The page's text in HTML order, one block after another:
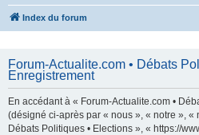
Index du forum
Forum-Actualite.com • Débats
Enregistrement
En accédant à « Forum-Actualite.com •
(désigné ci-après par « nous », « notre », «
Débats Politiques • Elections », « https://